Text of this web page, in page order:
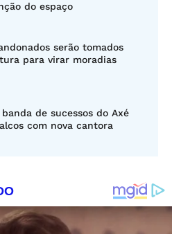
do espaço
serão tomados
para virar moradias
de sucessos do Axé
com nova cantora